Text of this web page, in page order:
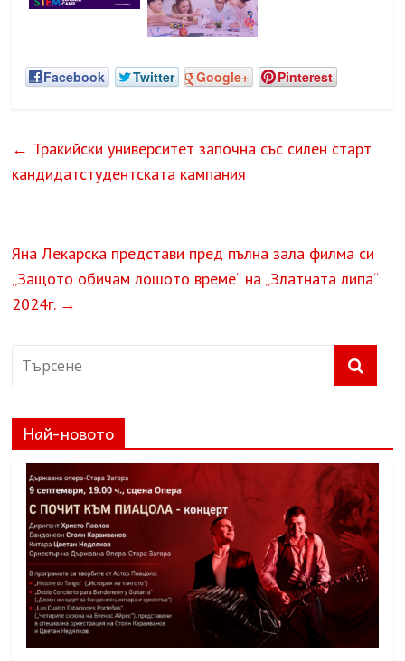
Facebook Twitter Google+ Pinterest
← Тракийски университет започна със силен старт
кандидатстудентската кампания
Яна Лекарска представи пред пълна зала филма си
„Защото обичам лошото време“ на „Златната липа“
2024г. →
Най-новото